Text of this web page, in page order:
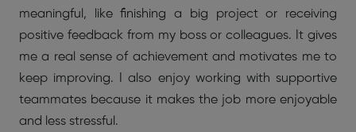
meaningful, like finishing a big project or receiving
positive feedback from my boss or colleagues. It gives
me a real sense of achievement and motivates me to
keep improving. I also enjoy working with supportive
teammates because it makes the job more enjoyable
and less stressful.